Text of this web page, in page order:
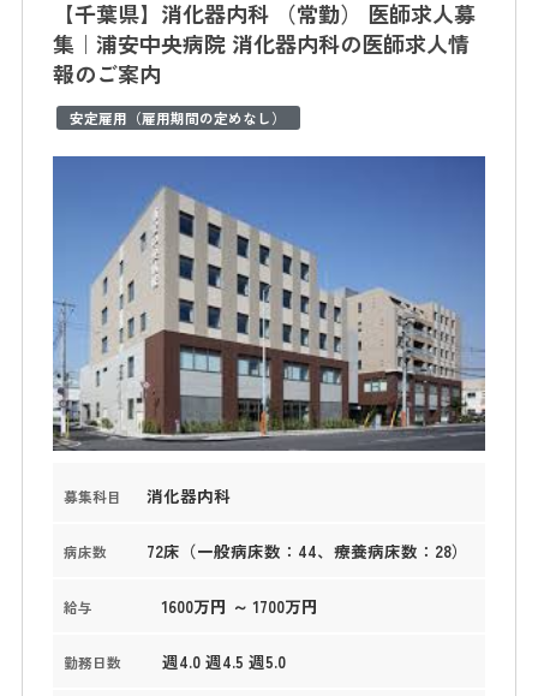
【千葉県】消化器内科 （常勤） 医師求人募
集｜浦安中央病院 消化器内科の医師求人情
報のご案内
安定雇用（雇用期間の定めなし）
募集科目 消化器内科
病床数 72床（一般病床数：44、療養病床数：28）
給与 1600万円 ～ 1700万円
勤務日数 週4.0 週4.5 週5.0